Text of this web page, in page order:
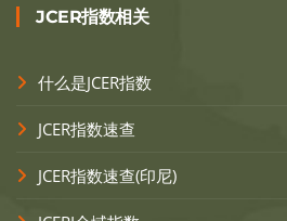
JCER指数相关
什么是JCER指数
JCER指数速查
JCER指数速查(印尼)